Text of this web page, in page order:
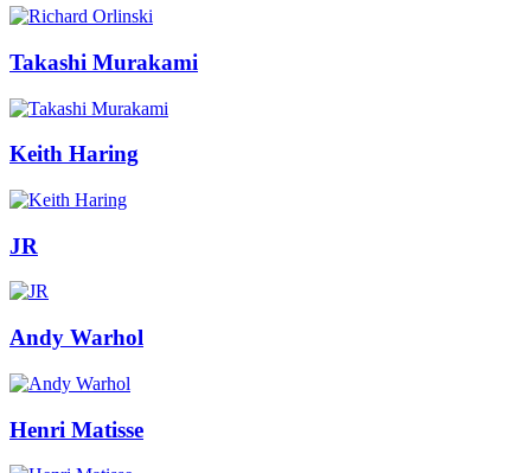
Takashi Murakami
Keith Haring
JR
Andy Warhol
Henri Matisse